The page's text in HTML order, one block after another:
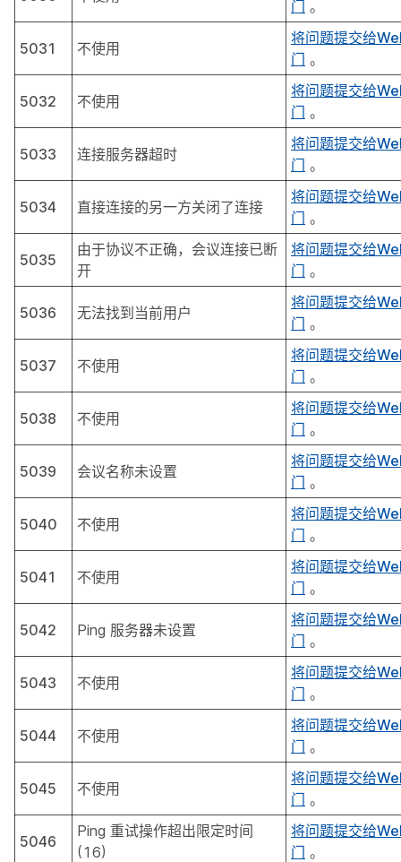
门 。
5031 不使用
将问题提交给
门 。
5032 不使用
将问题提交给
门 。
5033 连接服务器超时
将问题提交给
门 。
5034 直接连接的另一方关闭了连接
将问题提交给
门 。
5035
由于协议不正确，会议连接已断
开
将问题提交给
门 。
5036 无法找到当前用户
将问题提交给
门 。
5037 不使用
将问题提交给
门 。
5038 不使用
将问题提交给
门 。
5039 会议名称未设置
将问题提交给
门 。
5040 不使用
将问题提交给
门 。
5041 不使用
将问题提交给
门 。
5042 Ping 服务器未设置
将问题提交给
门 。
5043 不使用
将问题提交给
门 。
5044 不使用
将问题提交给
门 。
5045 不使用
将问题提交给
门 。
5046
Ping 重试操作超出限定时间
(16)
将问题提交给
门 。